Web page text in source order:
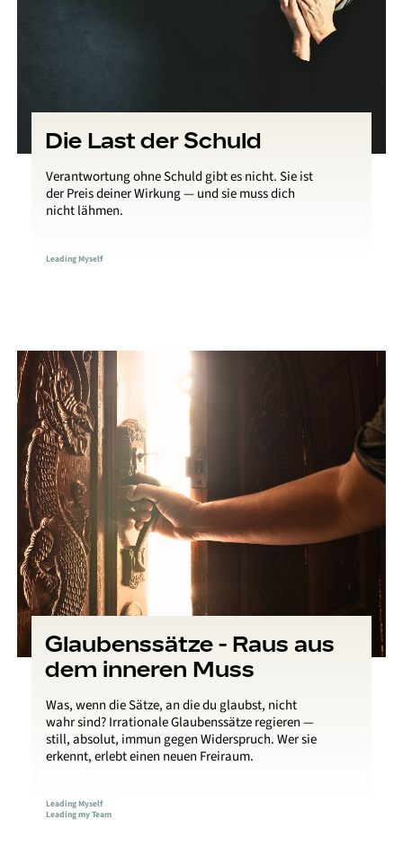
Die Last der Schuld
Verantwortung ohne Schuld gibt es nicht. Sie ist
der Preis deiner Wirkung — und sie muss dich
nicht lähmen.
Leading Myself
Glaubenssätze - Raus aus
dem inneren Muss
Was, wenn die Sätze, an die du glaubst, nicht
wahr sind? Irrationale Glaubenssätze regieren —
still, absolut, immun gegen Widerspruch. Wer sie
erkennt, erlebt einen neuen Freiraum.
Leading Myself
Leading my Team